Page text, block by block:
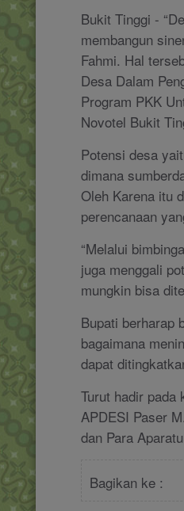
Bukit Tinggi -
membangun
Fahmi. Hal
Desa Dalam
Program PKK
Novotel Bukit
Potensi desa
dimana
Oleh Karena itu
perencanaan
“Melalui
juga menggali
mungkin bisa
Bupati berharap
bagaimana
dapat
Turut hadir pada
APDESI Paser
dan Para
Bagikan ke :